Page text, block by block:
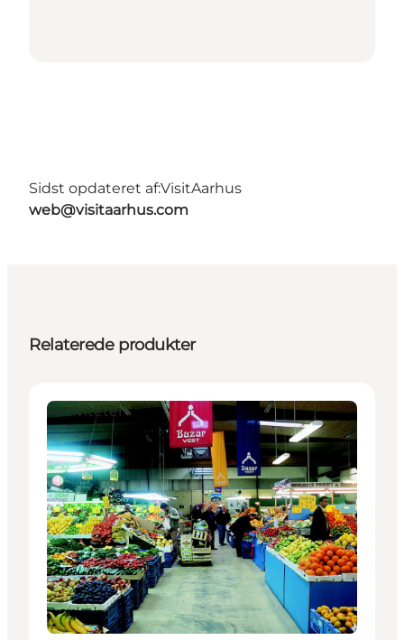
Sidst opdateret af:VisitAarhus
web@visitaarhus.com
Relaterede produkter
Aktiviteter